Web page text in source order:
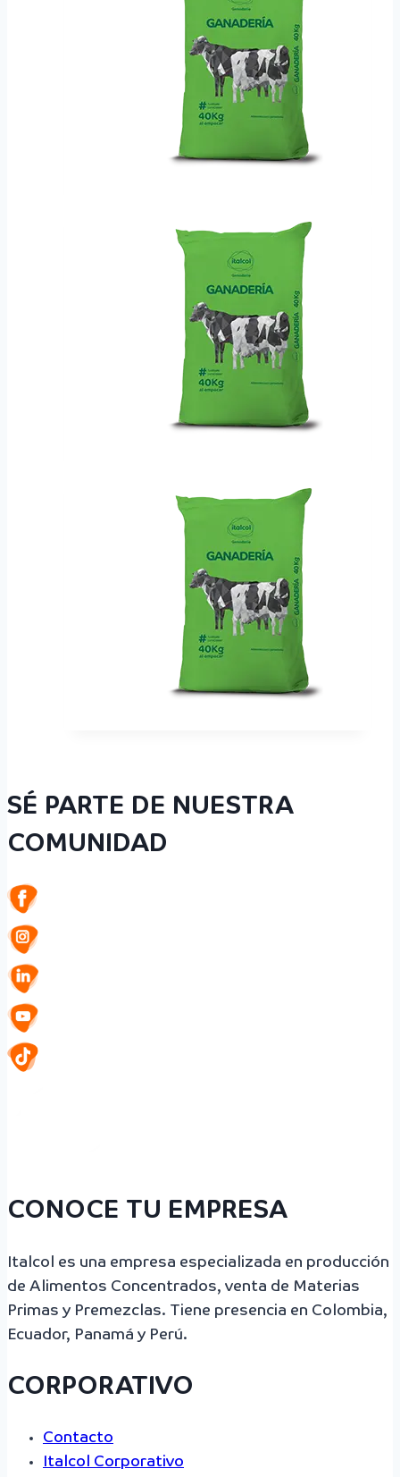
SÉ PARTE DE NUESTRA
COMUNIDAD
CONOCE TU EMPRESA
Italcol es una empresa especializada en producción
de Alimentos Concentrados, venta de Materias
Primas y Premezclas. Tiene presencia en Colombia,
Ecuador, Panamá y Perú.
CORPORATIVO
Contacto
Italcol Corporativo